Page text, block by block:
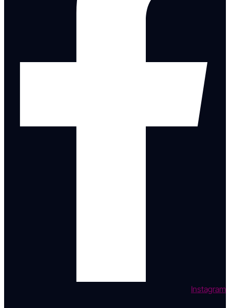
Instagram